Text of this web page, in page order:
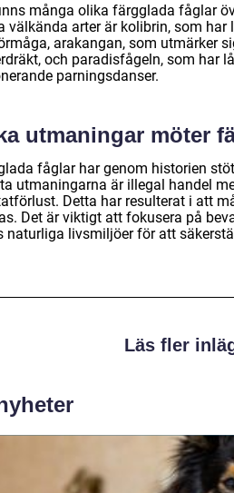
många olika färgglada fåglar
välkända arter är kolibrin, som
arakangan, som utmärker
och paradisfågeln, som har
parningsdanser.
utmaningar möter
fåglar har genom historien
utmaningarna är illegal handel
Detta har resulterat i att
Det är viktigt att fokusera på
naturliga livsmiljöer för att
Läs fler